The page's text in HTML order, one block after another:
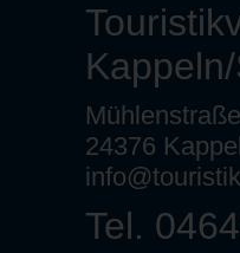
24376
Tel.